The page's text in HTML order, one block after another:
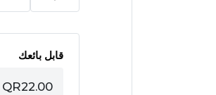
قابل بائعك
QR22.00